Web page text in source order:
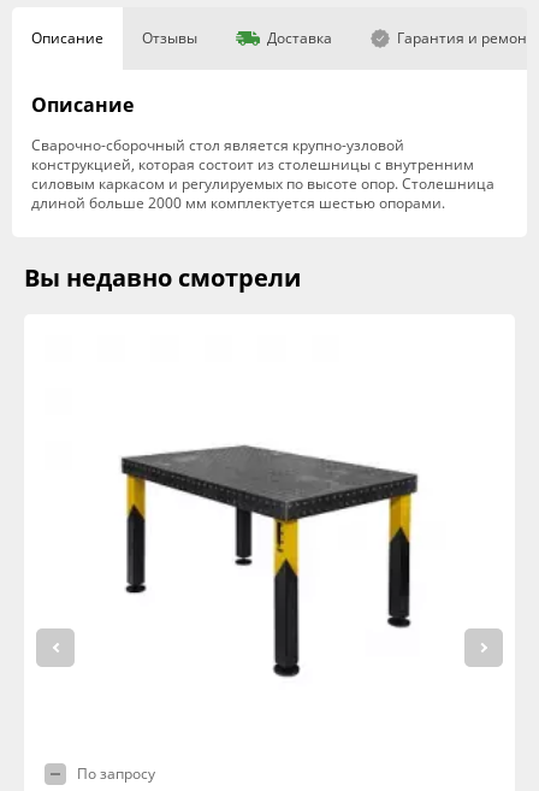
Описание Отзывы Доставка Гарантия и ремонт
Описание
Сварочно-сборочный стол является крупно-узловой
конструкцией, которая состоит из столешницы с внутренним
силовым каркасом и регулируемых по высоте опор. Столешница
длиной больше 2000 мм комплектуется шестью опорами.
Вы недавно смотрели
По запросу